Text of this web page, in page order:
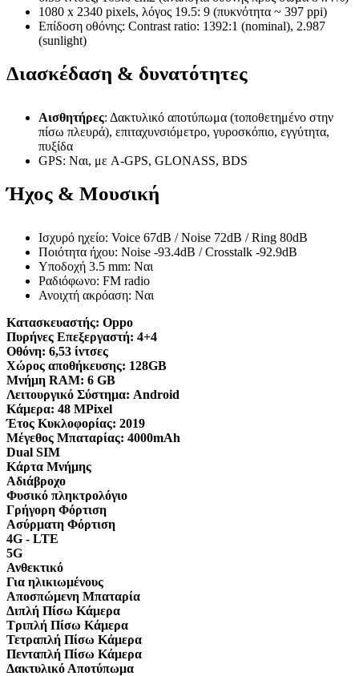
1080 x 2340 pixels, λόγος 19.5: 9 (πυκνότητα ~ 397 ppi)
Επίδοση οθόνης: Contrast ratio: 1392:1 (nominal), 2.987
(sunlight)
Διασκέδαση & δυνατότητες
Αισθητήρες: Δακτυλικό αποτύπωμα (τοποθετημένο στην
πίσω πλευρά), επιταχυνσιόμετρο, γυροσκόπιο, εγγύτητα,
πυξίδα
GPS: Ναι, με A-GPS, GLONASS, BDS
Ήχος & Μουσική
Ισχυρό ηχείο: Voice 67dB / Noise 72dB / Ring 80dB
Ποιότητα ήχου: Noise -93.4dB / Crosstalk -92.9dB
Υποδοχή 3.5 mm: Ναι
Ραδιόφωνο: FM radio
Ανοιχτή ακρόαση: Ναι
Κατασκευαστής: Oppo
Πυρήνες Επεξεργαστή: 4+4
Οθόνη: 6,53 ίντσες
Χώρος αποθήκευσης: 128GB
Μνήμη RAM: 6 GB
Λειτουργικό Σύστημα: Android
Κάμερα: 48 MPixel
Έτος Κυκλοφορίας: 2019
Μέγεθος Μπαταρίας: 4000mAh
Dual SIM
Κάρτα Μνήμης
Αδιάβροχο
Φυσικό πληκτρολόγιο
Γρήγορη Φόρτιση
Ασύρματη Φόρτιση
4G - LTE
5G
Ανθεκτικό
Για ηλικιωμένους
Αποσπώμενη Μπαταρία
Διπλή Πίσω Κάμερα
Τριπλή Πίσω Κάμερα
Τετραπλή Πίσω Κάμερα
Πενταπλή Πίσω Κάμερα
Δακτυλικό Αποτύπωμα